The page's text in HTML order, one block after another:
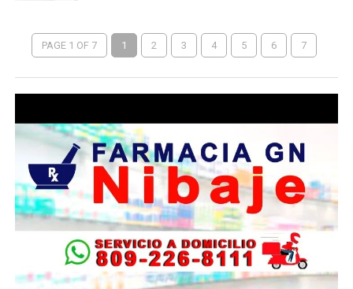
PAGE 1 OF 7 1 2 3 4 5 6 7